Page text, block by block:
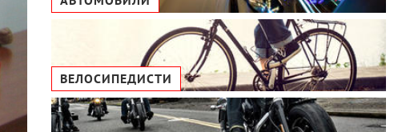
ВЕЛОСИПЕДИСТИ